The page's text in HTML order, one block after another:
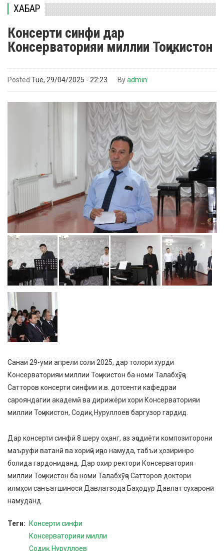
ХАБАР
Консерти синфи дар
Консерваторияи миллии Тоҷикистон
Posted Tue, 29/04/2025 - 22:23 Byadmin
Санаи 29-уми апрели соли 2025, дар толори хурди
Консерваторияи миллии Тоҷикистон ба номи Талабхӯҷа
Сатторов консерти синфии и.в. дотсенти кафедраи
сарояндагии академӣ ва дирижёри хори Консерваторияи
миллии Тоҷикистон, Содиқ Нуруллоев баргузор гардид.
Дар консерти синфӣ 8 шеру оҳанг, аз эҷодиёти композиторони
маъруфи ватанӣ ва хориҷӣ иҷро намуда, табъи ҳозиринро
болида гардониданд. Дар охир ректори Консерватория
миллии Тоҷикистон ба номи Талабхӯҷа Сатторов доктори
илмҳои санъатшиносӣ Давлатзода Баҳодур Давлат сухаронӣ
намуданд.
Теги
Консерти синфи
Консерваторияи милли
Содиқ Нуруллоев